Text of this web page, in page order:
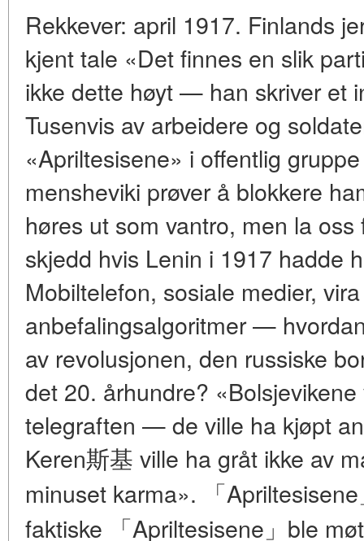
Rekkever: april 1917. Finlands
kjent tale «Det finnes en slik
ikke dette høyt — han skriver et
Tusenvis av arbeidere og
«Apriltesisene» i offentlig
mensheviki prøver å blokkere
høres ut som vantro, men la
skjedd hvis Lenin i 1917 hadde
Mobiltelefon, sosiale medier,
anbefalingsalgoritmer —
av revolusjonen, den russiske
det 20. århundre?
telegraften — de ville ha kjøpt
Keren斯基 ville ha gråt ikke av
minuset karma». 「
faktiske 「Apriltesisene」ble